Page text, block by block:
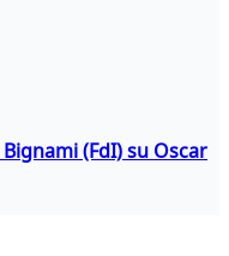
(FdI) su Oscar